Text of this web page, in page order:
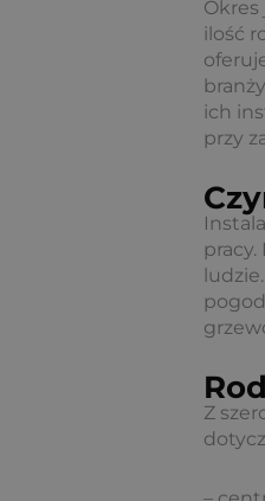
ilość
ich
przy
Z